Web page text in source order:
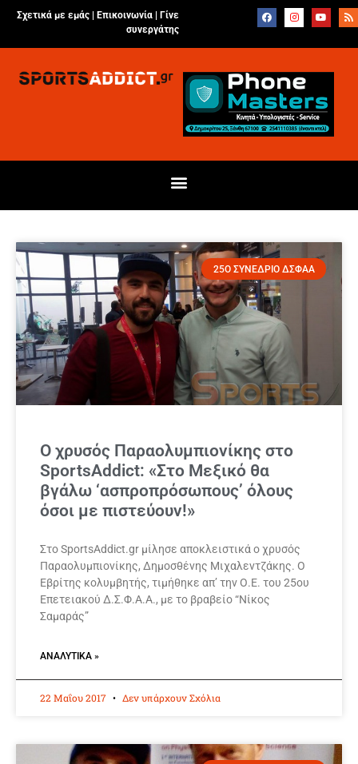
Σχετικά με εμάς | Επικοινωνία
Γίνε
συνεργάτης
25Ο ΣΥΝΕΔΡΙΟ ΔΣΦΑΑ
Ο χρυσός Παραολυμπιονίκης στο
SportsAddict: «Στο Μεξικό θα
βγάλω ‘ασπροπρόσωπους’ όλους
όσοι με πιστεύουν!»
Στο SportsAddict.gr μίλησε αποκλειστικά ο χρυσός
Παραολυμπιονίκης, Δημοσθένης Μιχαλεντζάκης. Ο
Εβρίτης κολυμβητής, τιμήθηκε απ’ την Ο.Ε. του 25ου
Επετειακού Δ.Σ.Φ.Α.Α., με το βραβείο “Νίκος
Σαμαράς”
ΑΝΑΛΥΤΙΚΆ »
22 Μαΐου 2017 Δεν υπάρχουν Σχόλια